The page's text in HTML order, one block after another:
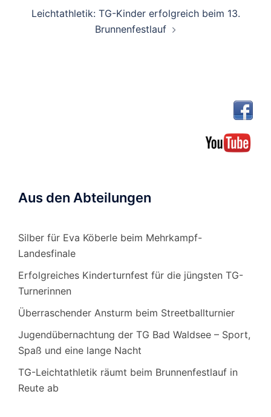
Leichtathletik: TG-Kinder erfolgreich beim 13.
Brunnenfestlauf
Aus den Abteilungen
Silber für Eva Köberle beim Mehrkampf-
Landesfinale
Erfolgreiches Kinderturnfest für die jüngsten TG-
Turnerinnen
Überraschender Ansturm beim Streetballturnier
Jugendübernachtung der TG Bad Waldsee – Sport,
Spaß und eine lange Nacht
TG-Leichtathletik räumt beim Brunnenfestlauf in
Reute ab